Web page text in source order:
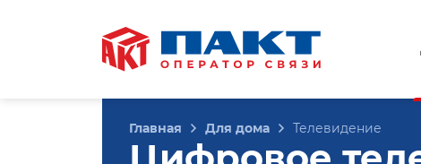
Главная Для дома Телевидение